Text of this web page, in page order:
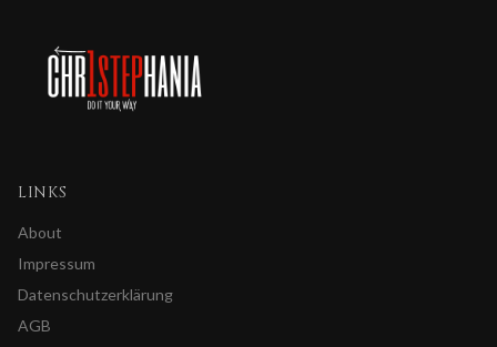
LINKS
About
Impressum
Datenschutzerklärung
AGB